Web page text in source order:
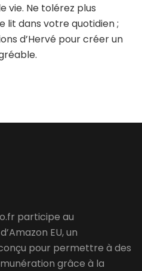
vie. Ne tolérez plus
lit dans votre quotidien ;
d’Hervé pour créer un
participe au
EU, un
pour permettre à des
grâce à la